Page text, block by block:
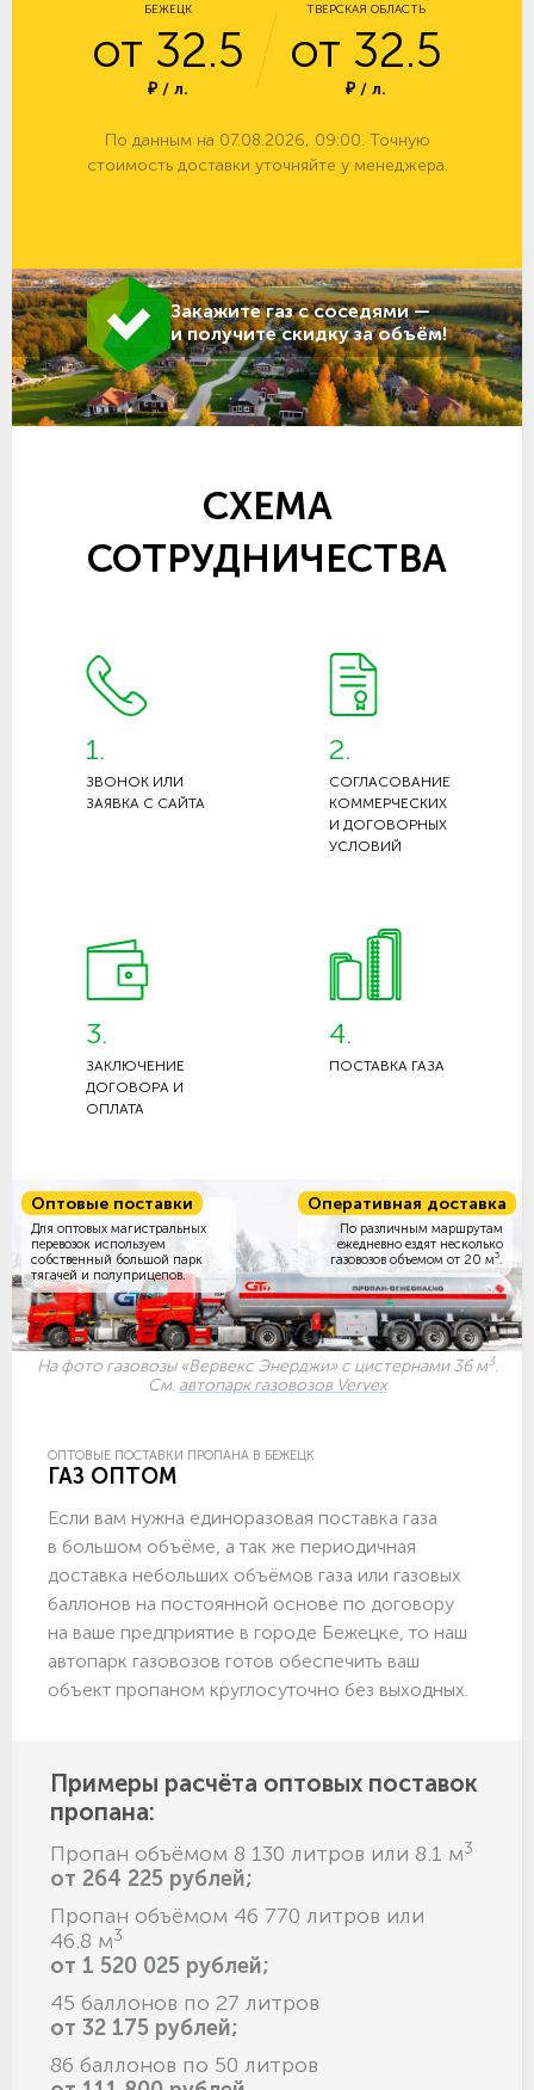
БЕЖЕЦК
от 32.5
₽ / л.
ТВЕРСКАЯ ОБЛАСТЬ
от 32.5
₽ / л.
По данным на 07.08.2026, 09:00. Точную
стоимость доставки уточняйте у менеджера.
Закажите газ с соседями —
и получите скидку за объём!
СХЕМА
СОТРУДНИЧЕСТВА
1.
ЗВОНОК ИЛИ
ЗАЯВКА С САЙТА
2.
СОГЛАСОВАНИЕ
КОММЕРЧЕСКИХ
И ДОГОВОРНЫХ
УСЛОВИЙ
3.
ЗАКЛЮЧЕНИЕ
ДОГОВОРА И
ОПЛАТА
4.
ПОСТАВКА ГАЗА
Оптовые поставки
Для оптовых магистральных
перевозок используем
собственный большой парк
тягачей и полуприцепов.
Оперативная доставка
По различным маршрутам
ежедневно ездят несколько
газовозов объемом от 20 м3
На фото газовозы «Вервекс Энерджи» с цистернами 36 м3.
См. автопарк газовозов Vervex
ОПТОВЫЕ ПОСТАВКИ ПРОПАНА В БЕЖЕЦК
ГАЗ ОПТОМ
Если вам нужна единоразовая поставка газа
в большом объёме, а так же периодичная
доставка небольших объёмов газа или газовых
баллонов на постоянной основе по договору
на ваше предприятие в городе Бежецке, то наш
автопарк газовозов готов обеспечить ваш
объект пропаном круглосуточно без выходных.
Примеры расчёта оптовых поставок
пропана:
Пропан объёмом 8 130 литров или 8.1 м3
от 264 225 рублей;
Пропан объёмом 46 770 литров или
46.8 м3
от 1 520 025 рублей;
45 баллонов по 27 литров
от 32 175 рублей;
86 баллонов по 50 литров